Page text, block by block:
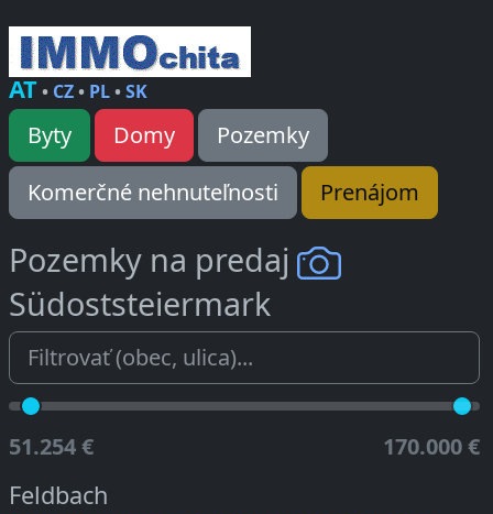
AT• CZ• PL•SK
Byty Domy
Pozemky
Komerčné nehnuteľnosti
Prenájom
Pozemky na predaj
Südoststeiermark
51.254 € 170.000 €
Feldbach